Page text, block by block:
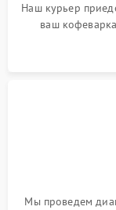
Наш курьер
ваш
Мы проведем